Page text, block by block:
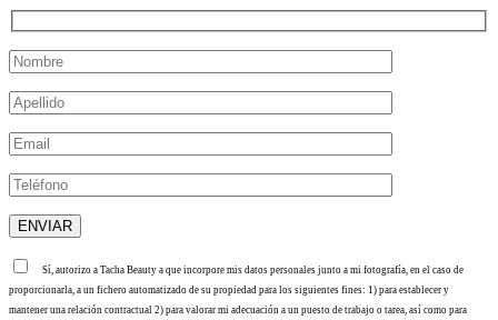
Sí, autorizo a Tacha Beauty a que incorpore mis datos personales junto a mi fotografía, en el caso de
proporcionarla, a un fichero automatizado de su propiedad para los siguientes fines: 1) para establecer y
mantener una relación contractual 2) para valorar mi adecuación a un puesto de trabajo o tarea, así como para